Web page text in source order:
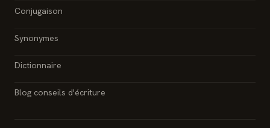
Conjugaison
Synonymes
Dictionnaire
Blog conseils d'écriture